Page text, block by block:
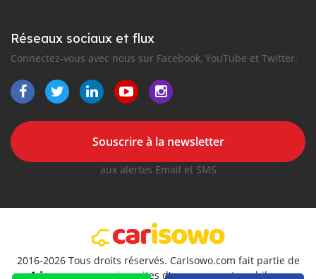
Réseaux sociaux et flux
Connectez-vous avec nous sur Facebook, YouTube et Twitter.
Souscrire à la newsletter
aux alertes Email et SMS
2016-2026 Tous droits réservés. CarIsowo.com fait partie de
, premiers sites d'annonces automobiles en